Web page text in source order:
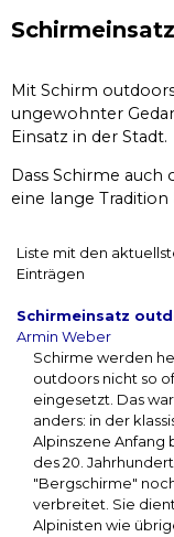
Mit Schirm
ungewohnter
Einsatz in der Stadt.
Dass Schirme auch
eine lange
Liste mit den
Einträgen
Schirmeinsatz
Armin Weber
Schirme werden
outdoors nicht so
eingesetzt. Das
anders: in der
Alpinszene Anfang
des 20.
"Bergschirme"
verbreitet. Sie
Alpinisten wie